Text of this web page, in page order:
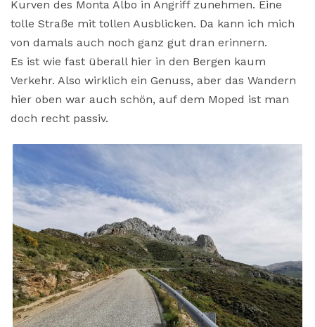
Kurven des Monta Albo in Angriff zunehmen. Eine
tolle Straße mit tollen Ausblicken. Da kann ich mich
von damals auch noch ganz gut dran erinnern.
Es ist wie fast überall hier in den Bergen kaum
Verkehr. Also wirklich ein Genuss, aber das Wandern
hier oben war auch schön, auf dem Moped ist man
doch recht passiv.